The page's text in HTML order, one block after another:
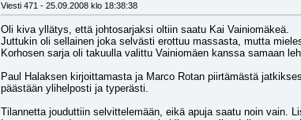
Viesti 471 - 25.09.2008 klo 18:38:38
Oli kiva yllätys, että johtosarjaksi oltiin saatu Kai Vainiomäkeä.
Juttukin oli sellainen joka selvästi erottuu massasta, mutta
Korhosen sarja oli takuulla valittu Vainiomäen kanssa samaan
Paul Halaksen kirjoittamasta ja Marco Rotan piirtämästä
päästään ylihelposti ja typerästi.
Tilannetta jouduttiin selvittelemään, eikä apuja saatu noin vain.